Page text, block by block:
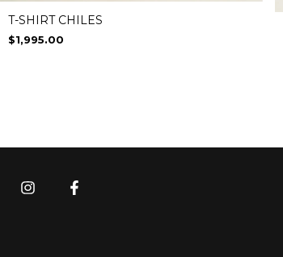
T-SHIRT CHILES
$1,995.00